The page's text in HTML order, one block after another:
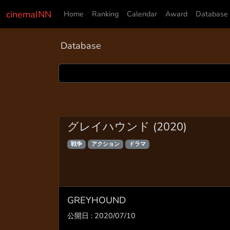
cinemaINN Home Ranking Calendar Award Database
Database
グレイハウンド (2020)
戦争 アクション ドラマ
GREYHOUND
公開日 : 2020/07/10